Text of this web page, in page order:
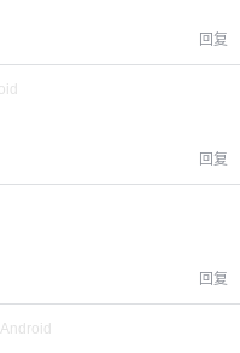
回复
回复
回复
会员或者提升权